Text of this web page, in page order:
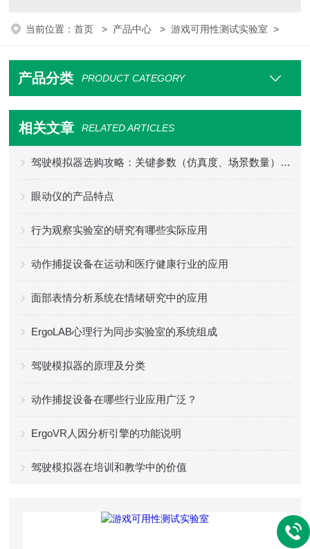
当前位置：首页 > 产品中心 >游戏可用性测试实验室 >
产品分类 PRODUCT CATEGORY
相关文章 RELATED ARTICLES
驾驶模拟器选购攻略：关键参数（仿真度、场景数量）+ 适配场景
眼动仪的产品特点
行为观察实验室的研究有哪些实际应用
动作捕捉设备在运动和医疗健康行业的应用
面部表情分析系统在情绪研究中的应用
ErgoLAB心理行为同步实验室的系统组成
驾驶模拟器的原理及分类
动作捕捉设备在哪些行业应用广泛？
ErgoVR人因分析引擎的功能说明
驾驶模拟器在培训和教学中的价值